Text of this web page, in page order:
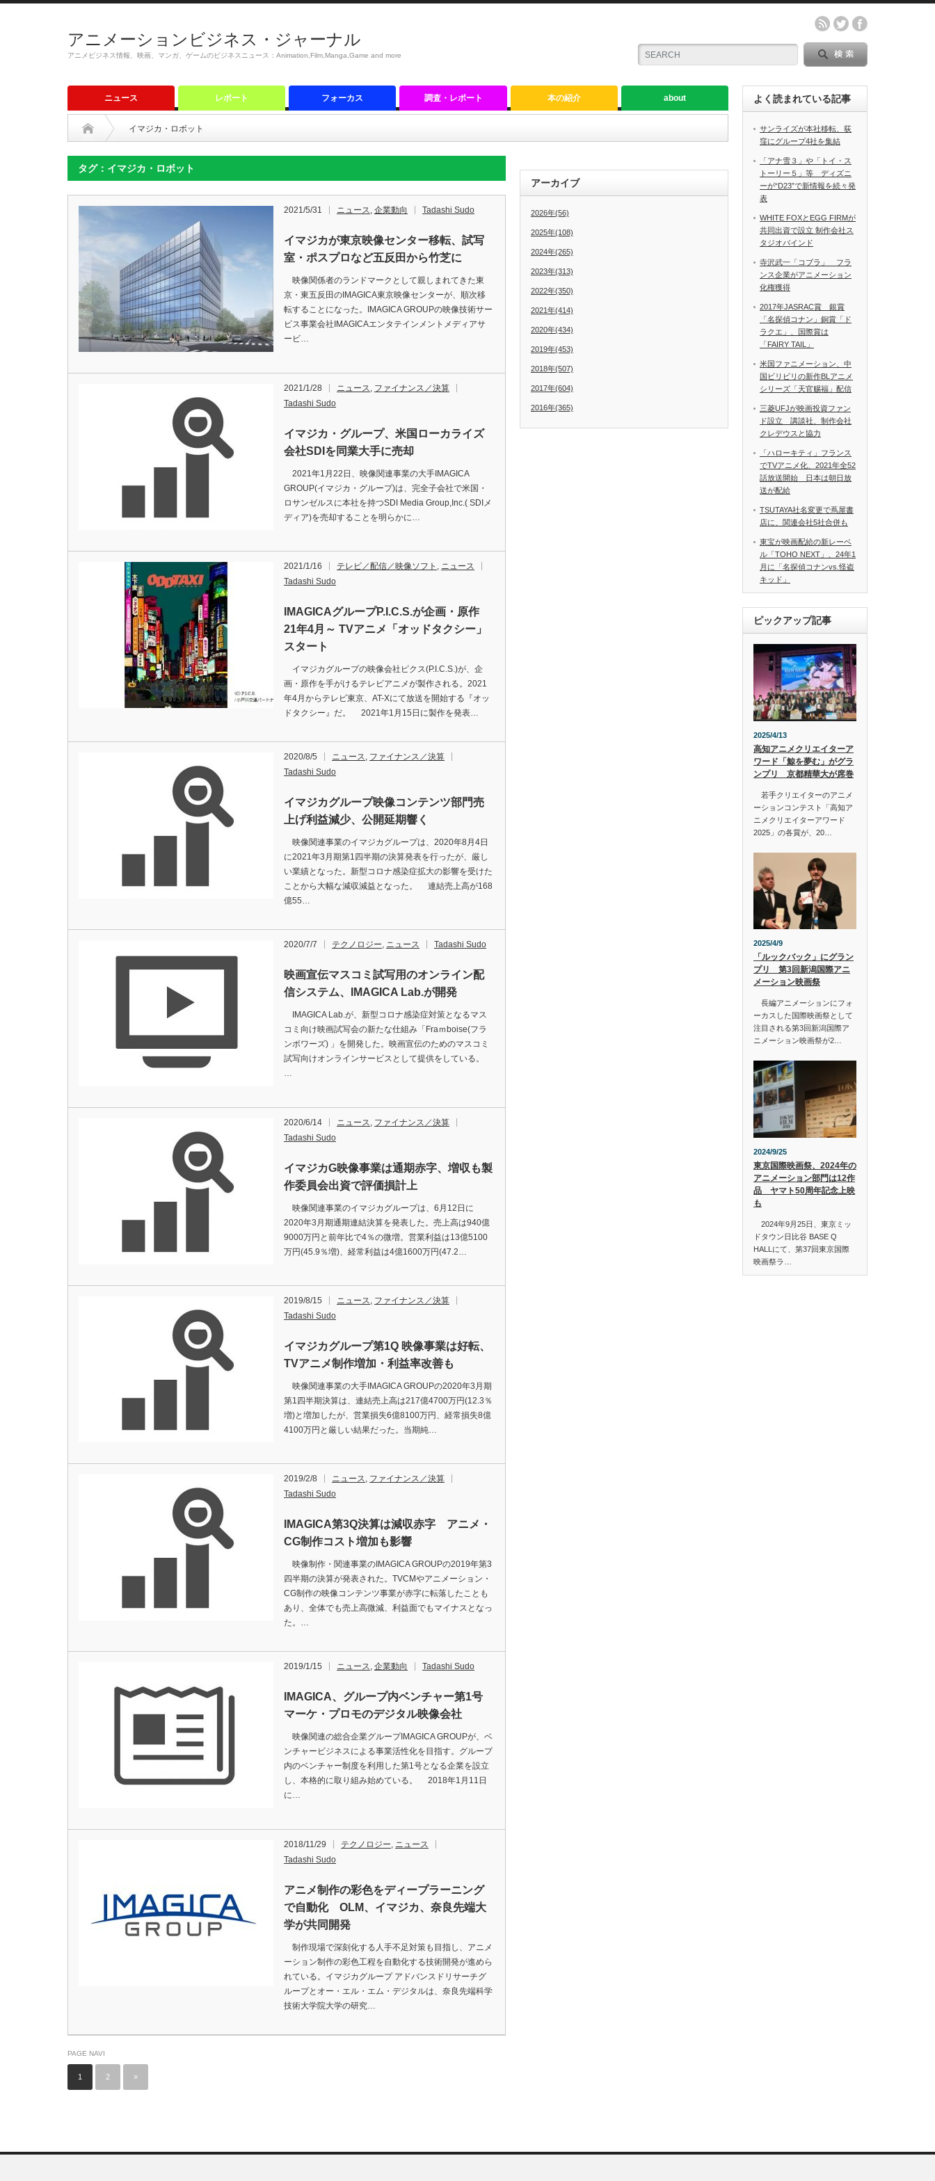
アニメーションビジネス・ジャーナル
アニメビジネス情報、映画、マンガ、ゲームのビジネスニュース：Animation,Film,Manga,Game and more
ニュース レポート フォーカス 調査・レポート 本の紹介 about
イマジカ・ロボット
タグ：イマジカ・ロボット
2021/5/31 ニュース, 企業動向 Tadashi Sudo
イマジカが東京映像センター移転、試写
室・ポスプロなど五反田から竹芝に
映像関係者のランドマークとして親しまれてきた東
京・東五反田のIMAGICA東京映像センターが、順次移
転することになった。IMAGICA GROUPの映像技術サー
ビス事業会社IMAGICAエンタテインメントメディアサ
ービ…
2021/1/28 ニュース, ファイナンス／決算
Tadashi Sudo
イマジカ・グループ、米国ローカライズ
会社SDIを同業大手に売却
2021年1月22日、映像関連事業の大手IMAGICA
GROUP(イマジカ・グループ)は、完全子会社で米国・
ロサンゼルスに本社を持つSDI Media Group,Inc.( SDIメ
ディア)を売却することを明らかに…
2021/1/16 テレビ／配信／映像ソフト , ニュース
Tadashi Sudo
IMAGICAグループP.I.C.S.が企画・原作
21年4月～ TVアニメ「オッドタクシー」
スタート
イマジカグループの映像会社ピクス(P.I.C.S.)が、企
画・原作を手がけるテレビアニメが製作される。2021
年4月からテレビ東京、AT-Xにて放送を開始する『オッ
ドタクシー』だ。 2021年1月15日に製作を発表…
2020/8/5 ニュース, ファイナンス／決算
Tadashi Sudo
イマジカグループ映像コンテンツ部門売
上げ利益減少、公開延期響く
映像関連事業のイマジカグループは、2020年8月4日
に2021年3月期第1四半期の決算発表を行ったが、厳し
い業績となった。新型コロナ感染症拡大の影響を受けた
ことから大幅な減収減益となった。 連結売上高が168
億55…
2020/7/7 テクノロジー, ニュース Tadashi Sudo
映画宣伝マスコミ試写用のオンライン配
信システム、IMAGICA Lab.が開発
IMAGICA Lab.が、新型コロナ感染症対策となるマス
コミ向け映画試写会の新たな仕組み「Fraｍboise(フラ
ンボワーズ) 」を開発した。映画宣伝のためのマスコミ
試写向けオンラインサービスとして提供をしている。
…
2020/6/14 ニュース, ファイナンス／決算
Tadashi Sudo
イマジカG映像事業は通期赤字、増収も製
作委員会出資で評価損計上
映像関連事業のイマジカグループは、6月12日に
2020年3月期通期連結決算を発表した。売上高は940億
9000万円と前年比で4％の微増。営業利益は13億5100
万円(45.9％増)、経常利益は4億1600万円(47.2…
2019/8/15 ニュース, ファイナンス／決算
Tadashi Sudo
イマジカグループ第1Q 映像事業は好転、
TVアニメ制作増加・利益率改善も
映像関連事業の大手IMAGICA GROUPの2020年3月期
第1四半期決算は、連結売上高は217億4700万円(12.3％
増)と増加したが、営業損失6億8100万円、経常損失8億
4100万円と厳しい結果だった。当期純…
2019/2/8 ニュース, ファイナンス／決算
Tadashi Sudo
IMAGICA第3Q決算は減収赤字 アニメ・
CG制作コスト増加も影響
映像制作・関連事業のIMAGICA GROUPの2019年第3
四半期の決算が発表された。TVCMやアニメーション・
CG制作の映像コンテンツ事業が赤字に転落したことも
あり、全体でも売上高微減、利益面でもマイナスとなっ
た。…
2019/1/15 ニュース, 企業動向 Tadashi Sudo
IMAGICA、グループ内ベンチャー第1号
マーケ・プロモのデジタル映像会社
映像関連の総合企業グループIMAGICA GROUPが、ベ
ンチャービジネスによる事業活性化を目指す。グループ
内のベンチャー制度を利用した第1号となる企業を設立
し、本格的に取り組み始めている。 2018年1月11日
に…
2018/11/29 テクノロジー, ニュース
Tadashi Sudo
アニメ制作の彩色をディープラーニング
で自動化 OLM、イマジカ、奈良先端大
学が共同開発
制作現場で深刻化する人手不足対策も目指し、アニメ
ーション制作の彩色工程を自動化する技術開発が進めら
れている。イマジカグループ アドバンスドリサーチグ
ループとオー・エル・エム・デジタルは、奈良先端科学
技術大学院大学の研究…
PAGE NAVI
1 2 »
アーカイブ
2026年(56)
2025年(108)
2024年(265)
2023年(313)
2022年(350)
2021年(414)
2020年(434)
2019年(453)
2018年(507)
2017年(604)
2016年(365)
よく読まれている記事
サンライズが本社移転、荻
窪にグループ4社を集結
「アナ雪３」や「トイ・ス
トーリー５」等 ディズニ
ーが“D23”で新情報を続々発
表
WHITE FOXとEGG FIRMが
共同出資で設立 制作会社ス
タジオバインド
寺沢武一「コブラ」 フラ
ンス企業がアニメーション
化権獲得
2017年JASRAC賞 銀賞
「名探偵コナン」銅賞「ド
ラクエ」、国際賞は
「FAIRY TAIL」
米国ファニメーション、中
国ビリビリの新作BLアニメ
シリーズ「天官赐福」配信
三菱UFJが映画投資ファン
ド設立 講談社、制作会社
クレデウスと協力
「ハローキティ」フランス
でTVアニメ化、2021年全52
話放送開始 日本は朝日放
送が配給
TSUTAYA社名変更で蔦屋書
店に、関連会社5社合併も
東宝が映画配給の新レーベ
ル「TOHO NEXT」、24年1
月に「名探偵コナンvs.怪盗
キッド」
ピックアップ記事
2025/4/13
高知アニメクリエイターア
ワード「鯨を夢む」がグラ
ンプリ 京都精華大が席巻
若手クリエイターのアニメ
ーションコンテスト「高知ア
ニメクリエイターアワード
2025」の各賞が、20…
2025/4/9
「ルックバック」にグラン
プリ 第3回新潟国際アニ
メーション映画祭
長編アニメーションにフォ
ーカスした国際映画祭として
注目される第3回新潟国際ア
ニメーション映画祭が2…
2024/9/25
東京国際映画祭、2024年の
アニメーション部門は12作
品 ヤマト50周年記念上映
も
2024年9月25日、東京ミッ
ドタウン日比谷 BASE Q
HALLにて、第37回東京国際
映画祭ラ…